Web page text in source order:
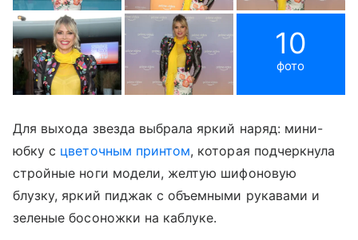
10
фото
Для выхода звезда выбрала яркий наряд: мини-
юбку с цветочным принтом, которая подчеркнула
стройные ноги модели, желтую шифоновую
блузку, яркий пиджак с объемными рукавами и
зеленые босоножки на каблуке.